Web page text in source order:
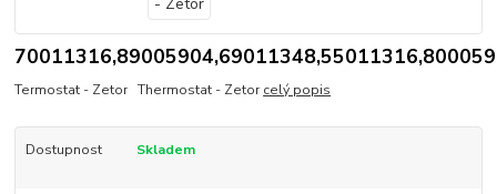
Termostat - Zetor Thermostat - Zetorcelý popis
Dostupnost Skladem